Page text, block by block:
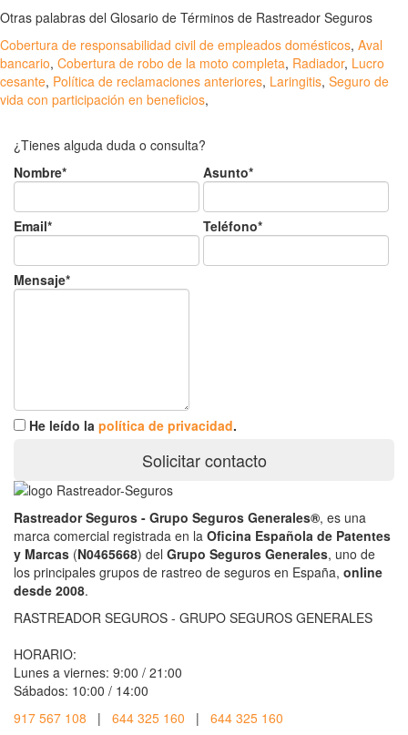
Otras palabras del Glosario de Términos de Rastreador Seguros
Cobertura de responsabilidad civil de empleados domésticos, Aval
bancario, Cobertura de robo de la moto completa, Radiador, Lucro
cesante, Política de reclamaciones anteriores, Laringitis, Seguro de
vida con participación en beneficios,
¿Tienes alguda duda o consulta?
Nombre*
Asunto*
Email* Teléfono*
Mensaje*
He leído la política de privacidad.
Solicitar contacto
Rastreador Seguros - Grupo Seguros Generales®, es una
marca comercial registrada en la Oficina Española de Patentes
y Marcas (N0465668) del Grupo Seguros Generales, uno de
los principales grupos de rastreo de seguros en España, online
desde 2008.
RASTREADOR SEGUROS - GRUPO SEGUROS GENERALES
HORARIO:
Lunes a viernes: 9:00 / 21:00
Sábados: 10:00 / 14:00
917 567 108 | 644 325 160 | 644 325 160